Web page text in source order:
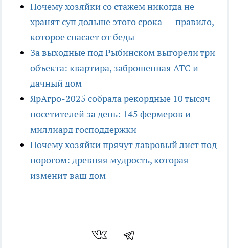
Почему хозяйки со стажем никогда не
хранят суп дольше этого срока — правило,
которое спасает от беды
За выходные под Рыбинском выгорели три
объекта: квартира, заброшенная АТС и
дачный дом
ЯрАгро-2025 собрала рекордные 10 тысяч
посетителей за день: 145 фермеров и
миллиард господдержки
Почему хозяйки прячут лавровый лист под
порогом: древняя мудрость, которая
изменит ваш дом